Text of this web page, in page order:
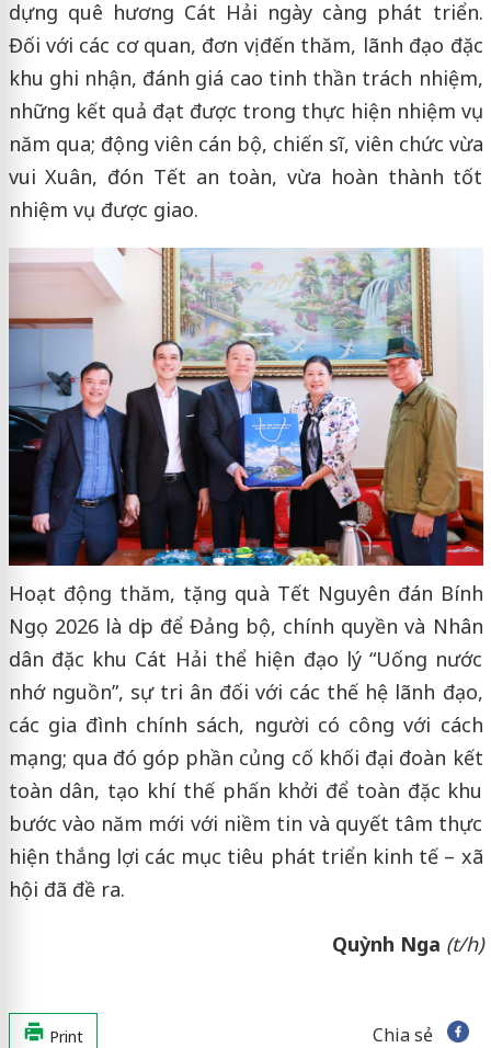
dựng quê hương Cát Hải ngày càng phát triển.
Đối với các cơ quan, đơn vị đến thăm, lãnh đạo đặc
khu ghi nhận, đánh giá cao tinh thần trách nhiệm,
những kết quả đạt được trong thực hiện nhiệm vụ
năm qua; động viên cán bộ, chiến sĩ, viên chức vừa
vui Xuân, đón Tết an toàn, vừa hoàn thành tốt
nhiệm vụ được giao.
Hoạt động thăm, tặng quà Tết Nguyên đán Bính
Ngọ 2026 là dịp để Đảng bộ, chính quyền và Nhân
dân đặc khu Cát Hải thể hiện đạo lý “Uống nước
nhớ nguồn”, sự tri ân đối với các thế hệ lãnh đạo,
các gia đình chính sách, người có công với cách
mạng; qua đó góp phần củng cố khối đại đoàn kết
toàn dân, tạo khí thế phấn khởi để toàn đặc khu
bước vào năm mới với niềm tin và quyết tâm thực
hiện thắng lợi các mục tiêu phát triển kinh tế – xã
hội đã đề ra.
Quỳnh Nga (t/h)
Print Chia sẻ